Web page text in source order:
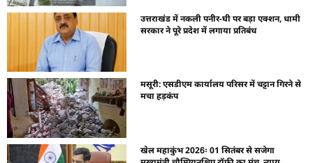
उत्तराखंड में नकली पनीर-घी पर बड़ा एक्शन, धामी
सरकार ने पूरे प्रदेश में लगाया प्रतिबंध
मसूरी: एसडीएम कार्यालय परिसर में चट्टान गिरने से
मचा हड़कंप
खेल महाकुंभ 2026ः 01 सितंबर से सजेगा